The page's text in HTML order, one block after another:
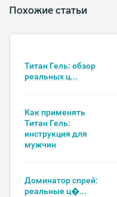
Похожие статьи
Титан Гель: обзор
реальных ц...
Как применять
Титан Гель:
инструкция для
мужчин
Доминатор спрей:
реальные ц�...